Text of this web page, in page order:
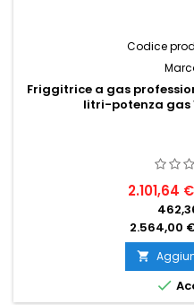
Codice
Friggitrice a gas
litri-potenza gas
2.101,64 €
2.564,00

